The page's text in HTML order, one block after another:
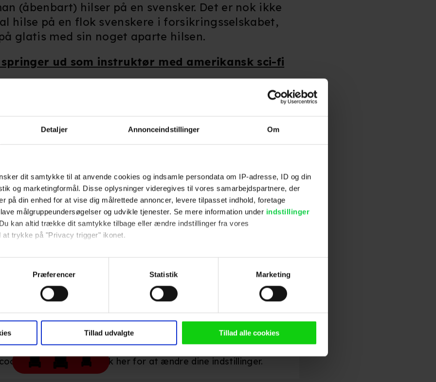
Detaljer Annonceindstillinger Om
dit samtykke til at anvende cookies og indsamle persondata om IP-adresse, ID og din
og marketingformål. Disse oplysninger videregives til vores samarbejdspartnere, der
på din enhed for at vise dig målrettede annoncer, levere tilpasset indhold, foretage
målgruppeundersøgelser og udvikle tjenester. Se mere information under indstillinger
kan altid trække dit samtykke tilbage eller ændre indstillinger fra vores
at trykke på "Privacy trigger" ikonet.
gerne:
om din placering, der kan være nøjagtig inden for få meter
cookies og indsamle persondata om IP-adresse, ID og din browser til statistik og
videregives til vores samarbejdspartnere, der opbevarer og tilgår oplysninger på din
annoncer, levere tilpasset indhold, foretage annonce- og indholdsmåling, lave
Se mere information under indstillinger og i vores persondatapolitik.
Præferencer Statistik Marketing
Tillad udvalgte Tillad alle cookies
(åbenbart) hilser på en svensker. Det er nok ikke
hilse på en flok svenskere i forsikringsselskabet,
glatis med sin noget aparte hilsen.
springer ud som instruktør med amerikansk sci-fi
'Doggystyle') indtager her sin første hovedrolle i
Brosom Viktors far, mens andre navne bl.a.
Mynster
som han har forfattet med instruktør
, der bl.a. står bag Danmarks sønnerog til efteråret
den 3. august.
Rygaard)
være slået til. Klik her for at ændre dine indstillinger.